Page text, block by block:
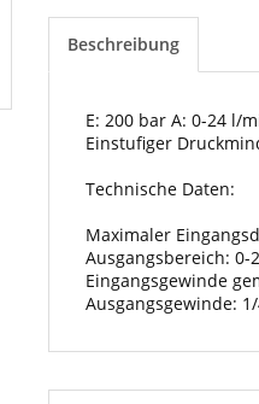
Beschreibung
E: 200 bar A: 0-24 l/
Einstufiger
Technische Daten:
Maximaler
Ausgangsbereich: 0-
Eingangsgewinde
Ausgangsgewinde: